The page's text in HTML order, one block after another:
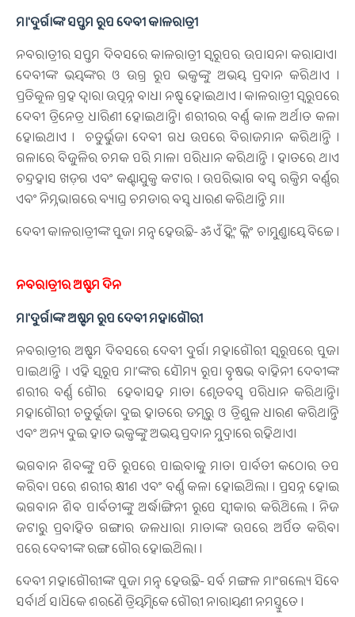
ମା'ଦୁର୍ଗାଙ୍କ ସପ୍ତମ ରୂପ ଦେବୀ କାଳରାତ୍ରୀ
ନବରାତ୍ରୀର ସପ୍ତମ ଦିବସରେ କାଳରାତ୍ରୀ ସ୍ବରୂପର ଉପାସନା କରାଯାଏ।
ଦେବୀଙ୍କ ଭୟଙ୍କର ଓ ଉଗ୍ର ରୂପ ଭକ୍ତଙ୍କୁ ଅଭୟ ପ୍ରଦାନ କରିଥାଏ ।
ପ୍ରତିକୂଳ ଗ୍ରହ ଦ୍ବାରା ଉତ୍ପନ୍ନ ବାଧା ନଷ୍ଟ ହୋଇଥାଏ । କାଳରାତ୍ରୀ ସ୍ବରୂପରେ
ଦେବୀ ତ୍ରିନେତ୍ର ଧାରିଣୀ ହୋଇଥାନ୍ତି। ଶରୀରର ବର୍ଣ୍ଣ କାଳ ଅର୍ଥାତ କଳା
ହୋଇଥାଏ । ଚତୁର୍ଭୁଜା ଦେବୀ ଗଧ ଉପରେ ବିରାଜମାନ କରିଥାନ୍ତି ।
ଗଳାରେ ବିଜୁଳିର ଚମକ ପରି ମାଳା ପରିଧାନ କରିଥାନ୍ତି । ହାତରେ ଥାଏ
ଚନ୍ଦ୍ରହାସ ଖଡ଼ଗ ଏବଂ କଣ୍ଟାଯୁକ୍ତ କଟାର । ଉପରିଭାଗ ବସ୍ତ୍ର ରକ୍ତିମ ବର୍ଣ୍ଣର
ଏବଂ ନିମ୍ନଭାଗରେ ବ୍ୟାଘ୍ର ଚମଡାର ବସ୍ତ୍ର ଧାରଣ କରିଥାନ୍ତି ମା।
ଦେବୀ କାଳରାତ୍ରୀଙ୍କ ପୂଜା ମନ୍ତ୍ର ହେଉଛି- ॐ ଏଁ ହ୍ଳିଂ କ୍ଳିଂ ଚାମୁଣ୍ଡାୟେ ବିଚ୍ଚେ ।
ନବରାତ୍ରୀର ଅଷ୍ଟମ ଦିନ
ମା'ଦୁର୍ଗାଙ୍କ ଅଷ୍ଟମ ରୂପ ଦେବୀ ମହାଗୌରୀ
ନବରାତ୍ରୀର ଅଷ୍ଟମ ଦିବସରେ ଦେବୀ ଦୁର୍ଗା ମହାଗୌରୀ ସ୍ବରୂପରେ ପୂଜା
ପାଇଥାନ୍ତି । ଏହି ସ୍ବରୂପ ମା’ଙ୍କର ସୌମ୍ୟ ରୂପ। ବୃଷଭ ବାହିନୀ ଦେବୀଙ୍କ
ଶରୀର ବର୍ଣ୍ଣ ଗୌର ହେବାସହ ମାତା ଶ୍ବେତବସ୍ତ୍ର ପରିଧାନ କରିଥାନ୍ତି।
ମହାଗୌରୀ ଚତୁର୍ଭୂଜା ଦୁଇ ହାତରେ ଡମ୍ବରୁ ଓ ତ୍ରିଶୁଳ ଧାରଣ କରିଥାନ୍ତି
ଏବଂ ଅନ୍ୟ ଦୁଇ ହାତ ଭକ୍ତଙ୍କୁ ଅଭୟ ପ୍ରଦାନ ମୁଦ୍ରାରେ ରହିଥାଏ।
ଭଗବାନ ଶିବଙ୍କୁ ପତି ରୂପରେ ପାଇବାକୁ ମାତା ପାର୍ବତୀ କଠୋର ତପ
କରିବା ପରେ ଶରୀର କ୍ଷୀଣ ଏବଂ ବର୍ଣ୍ଣ କଳା ହୋଇଥିଲା । ପ୍ରସନ୍ନ ହୋଇ
ଭଗବାନ ଶିବ ପାର୍ବତୀଙ୍କୁ ଅର୍ଦ୍ଧାଙ୍ଗିନୀ ରୂପେ ସ୍ବୀକାର କରିଥିଲେ । ନିଜ
ଜଟାରୁ ପ୍ରବାହିତ ଗଙ୍ଗାର ଜଳଧାରା ମାତାଙ୍କ ଉପରେ ଅର୍ପିତ କରିବା
ପରେ ଦେବୀଙ୍କ ରଙ୍ଗ ଗୌର ହୋଇଥିଲା ।
ଦେବୀ ମହାଗୌରୀଙ୍କ ପୂଜା ମନ୍ତ୍ର ହେଉଛି- ସର୍ବ ମଙ୍ଗଳ ମାଂଗଲ୍ୟେ ସିବେ
ସର୍ବାର୍ଥ ସାଧିକେ ଶରଣୈ ତ୍ରିୟମ୍ବିକେ ଗୌରୀ ନାରାୟଣୀ ନମସ୍ତୁତେ ।